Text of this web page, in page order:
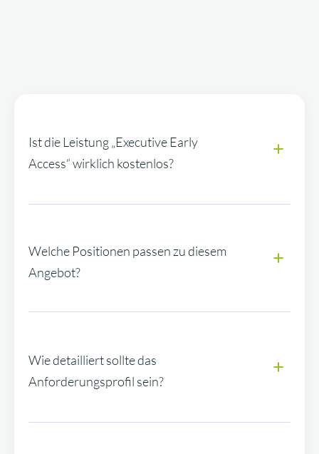
Ist die Leistung „Executive Early
Access“ wirklich kostenlos?
Welche Positionen passen zu diesem
Angebot?
Wie detailliert sollte das
Anforderungsprofil sein?